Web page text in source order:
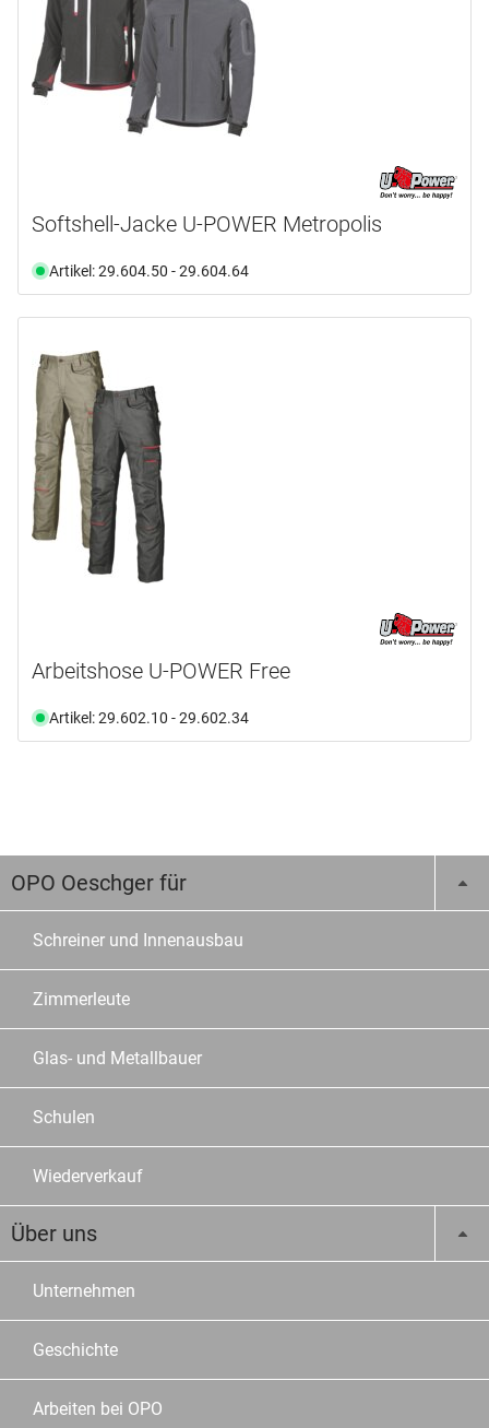
Softshell-Jacke U-POWER Metropolis
Artikel: 29.604.50 - 29.604.64
Arbeitshose U-POWER Free
Artikel: 29.602.10 - 29.602.34
OPO Oeschger für
Schreiner und Innenausbau
Zimmerleute
Glas- und Metallbauer
Schulen
Wiederverkauf
Über uns
Unternehmen
Geschichte
Arbeiten bei OPO